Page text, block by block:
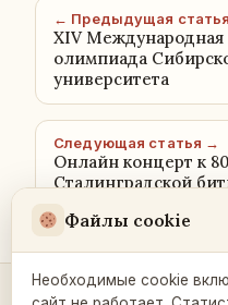
← Предыдущая статья
XIV Международная
олимпиада
университета
Следующая статья →
Онлайн концерт к
Сталинградской
Файлы cookie
Необходимые cookie